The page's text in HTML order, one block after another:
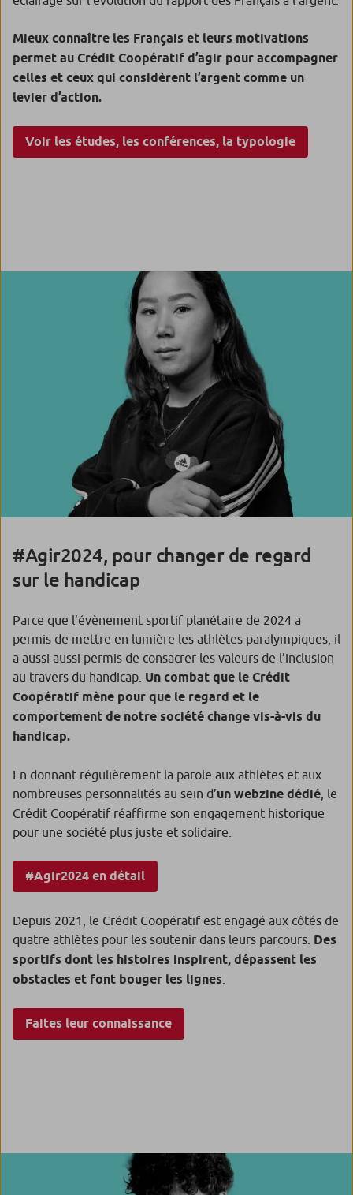
Mieux connaître les Français et leurs motivations
permet au Crédit Coopératif d’agir pour accompagner
celles et ceux qui considèrent l’argent comme un
levier d’action.
Voir les études, les conférences, la typologie
#Agir2024, pour changer de regard
sur le handicap
Parce que l’évènement sportif planétaire de 2024 a
permis de mettre en lumière les athlètes paralympiques, il
a aussi aussi permis de consacrer les valeurs de l’inclusion
au travers du handicap. Un combat que le Crédit
Coopératif mène pour que le regard et le
comportement de notre société change vis-à-vis du
handicap.
En donnant régulièrement la parole aux athlètes et aux
nombreuses personnalités au sein d’un webzine dédié , le
Crédit Coopératif réaffirme son engagement historique
pour une société plus juste et solidaire.
#Agir2024 en détail
Depuis 2021, le Crédit Coopératif est engagé aux côtés de
quatre athlètes pour les soutenir dans leurs parcours. Des
sportifs dont les histoires inspirent, dépassent les
obstacles et font bouger les lignes
Faites leur connaissance